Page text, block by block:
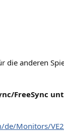
die anderen
FreeSync
de/Monitors/